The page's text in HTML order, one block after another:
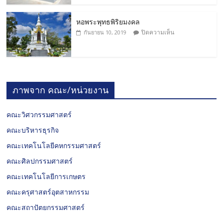
หอพระพุทธพิริยมงคล
กันยายน 10, 2019 ปิดความเห็น
ภาพจาก คณะ/หน่วยงาน
คณะวิศวกรรมศาสตร์
คณะบริหารธุรกิจ
คณะเทคโนโลยีคหกรรมศาสตร์
คณะศิลปกรรมศาสตร์
คณะเทคโนโลยีการเกษตร
คณะครุศาสตร์อุตสาหกรรม
คณะสถาปัตยกรรมศาสตร์